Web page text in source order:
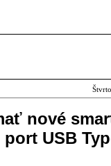
nové
USB